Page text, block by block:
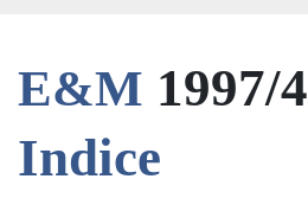
E&M 1997/4
Indice